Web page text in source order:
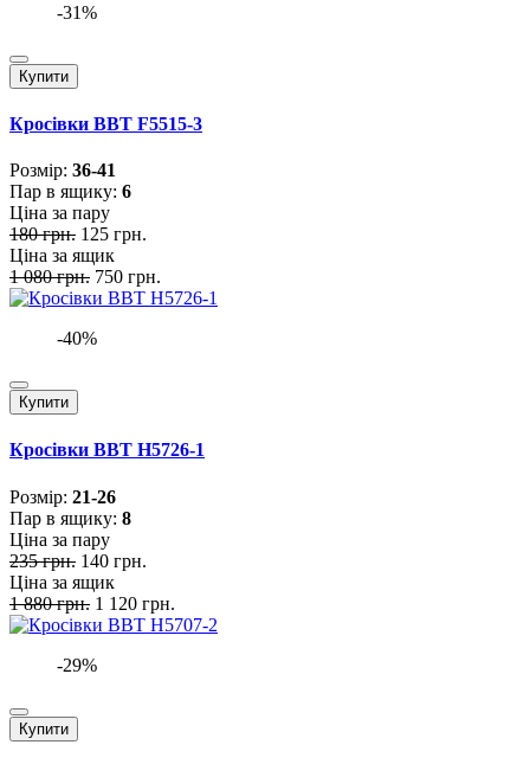
-31%
Купити
Кросівки BBT F5515-3
Розмiр: 36-41
Пар в ящику: 6
Ціна за пару
180 грн. 125 грн.
Ціна за ящик
1 080 грн. 750 грн.
-40%
Купити
Кросівки BBT H5726-1
Розмiр: 21-26
Пар в ящику: 8
Ціна за пару
235 грн. 140 грн.
Ціна за ящик
1 880 грн. 1 120 грн.
-29%
Купити